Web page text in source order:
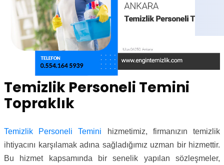
Temizlik Personeli Temini
Topraklık
Temizlik Personeli Temini hizmetimiz, firmanızın temizlik
ihtiyacını karşılamak adına sağladığımız uzman bir hizmettir.
Bu hizmet kapsamında bir senelik yapılan sözleşmeler,